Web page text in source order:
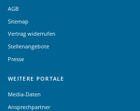
AGB
Sitemap
Vertrag widerrufen
Stellenangebote
Presse
WEITERE PORTALE
Media-Daten
Ansprechpartner